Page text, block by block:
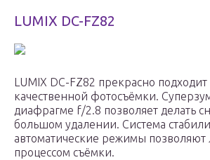
LUMIX DC-FZ82
LUMIX DC-FZ82 прекрасно подходит
качественной фотосъёмки.
диафрагме f/2.8 позволяет делать
большом удалении. Система
автоматические режимы позволяют
процессом съёмки.